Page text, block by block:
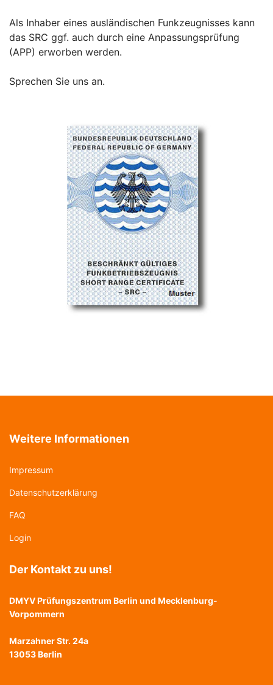
Als Inhaber eines ausländischen Funkzeugnisses kann
das SRC ggf. auch durch eine Anpassungsprüfung
(APP) erworben werden.
Sprechen Sie uns an.
Weitere Informationen
Impressum
Datenschutzerklärung
FAQ
Login
Der Kontakt zu uns!
DMYV Prüfungszentrum Berlin und Mecklenburg-
Vorpommern
Marzahner Str. 24a
13053 Berlin